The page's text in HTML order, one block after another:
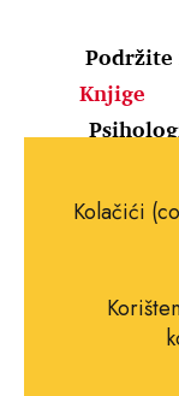
Podržite
Knjige
Uvjeti
Kolačići